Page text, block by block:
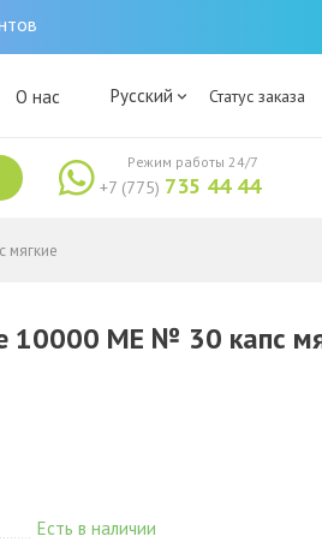
О нас Русский Статус заказа
+7 (775) 735 44 44
Режим работы 24/7
мягкие
10000 МЕ № 30 капс
Есть в наличии